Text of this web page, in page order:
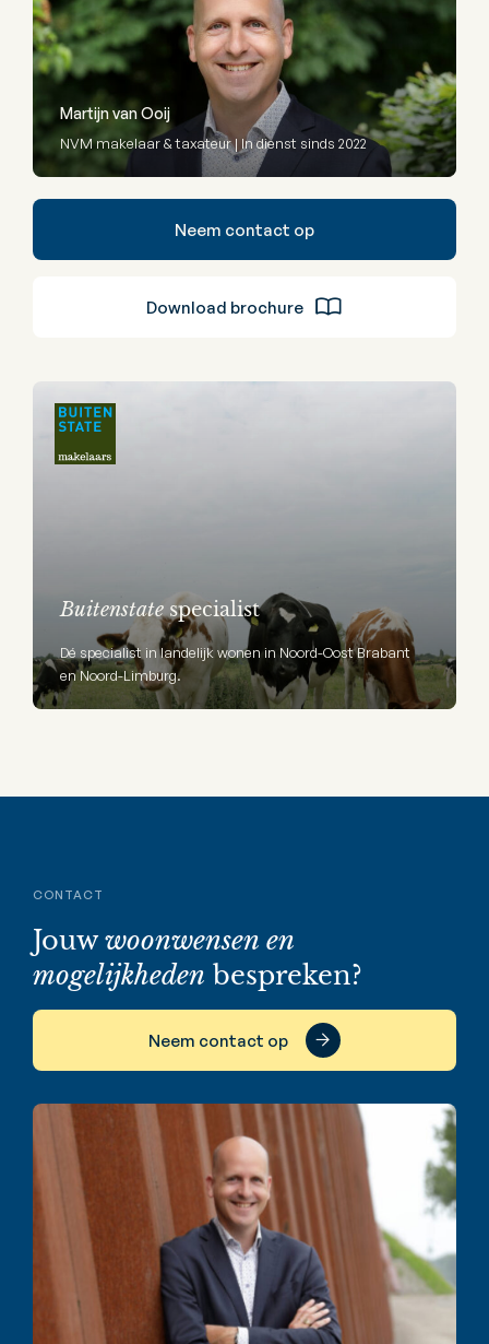
Martijn van Ooij
NVM makelaar & taxateur | In dienst sinds 2022
Neem contact op
Download brochure
Buitenstatespecialist
Dé specialist in landelijk wonen in Noord-Oost Brabant
en Noord-Limburg.
CONTACT
Jouwwoonwensen en
mogelijkheden bespreken?
Neem contact op